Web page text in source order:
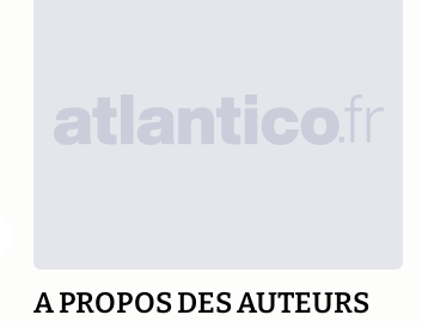
A PROPOS DES AUTEURS